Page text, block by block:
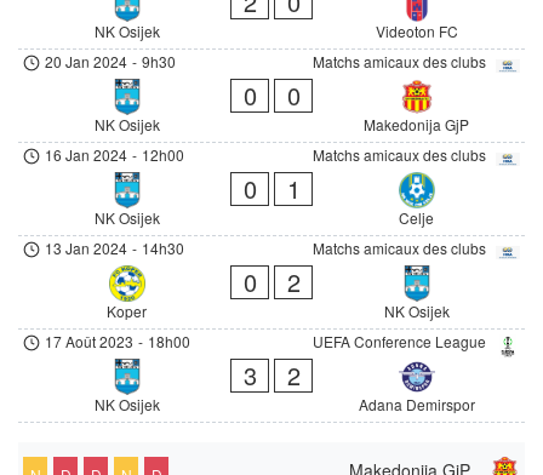
NK Osijek
Videoton FC
Matchs amicaux des clubs
20 Jan 2024 - 9h30
NK Osijek
0 0
Makedonija GjP
Matchs amicaux des clubs
16 Jan 2024 - 12h00
NK Osijek
0 1
Celje
Matchs amicaux des clubs
13 Jan 2024 - 14h30
Koper
0 2
NK Osijek
UEFA Conference League
17 Août 2023 - 18h00
NK Osijek
3 2
Adana Demirspor
Makedonija GjP